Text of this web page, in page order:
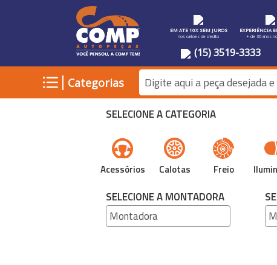
EM ATE 10X SEM JUROS
nos cartoes de credito
EXPERIÊNCIA
+ de 30 anos
(15) 3519-3333
| Categorias
SELECIONE A CATEGORIA
Acessórios Calotas Freio
SELECIONE A MONTADORA